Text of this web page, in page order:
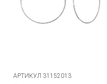
АРТИКУЛ 31152013